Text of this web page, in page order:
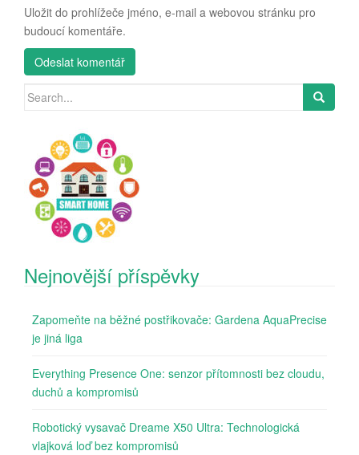
Uložit do prohlížeče jméno, e-mail a webovou stránku pro
budoucí komentáře.
Search
Nejnovější příspěvky
Zapomeňte na běžné postřikovače: Gardena AquaPrecise
je jiná liga
Everything Presence One: senzor přítomnosti bez cloudu,
duchů a kompromisů
Robotický vysavač Dreame X50 Ultra: Technologická
vlajková loď bez kompromisů